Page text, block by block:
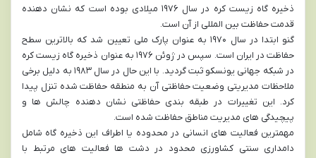
ذخیره گاه زیست کره در سال ۱۹۷۶ میلادی بوده است که نشان دهنده
قدمت حفاظت بین المللی از آن است.
گنو ابتدا در سال ۱۹۷۰ به عنوان پارک ملی تعیین شد که بالاترین سطح
حفاظت در ایران است. سپس در ژوئن ۱۹۷۶ به عنوان ذخیره گاه زیست کره
در شبکه جهانی یونسکو ثبت گردید. با این حال در سال ۱۹۸۳ به دلیل برخی
ملاحظات مدیریتی وضعیت حفاظتی آن به منطقه حفاظت شده تنزل پیدا
کرد. این تغییرات در طبقه بندی حفاظتی نشان دهنده چالش ها و
پیچیدگی های مدیریت مناطق حفاظت شده است.
مهمترین فعالیت های انسانی در محدوده یا اطراف این ذخیره گاه شامل
دامداری سنتی کشاورزی محدود در دشت ها فعالیت های مرتبط با